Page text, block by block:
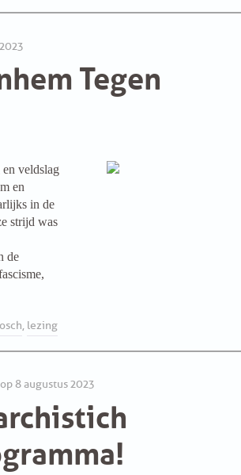
Tegen
veldslag
en
in de
strijd was
de
lezing
8 augustus 2023